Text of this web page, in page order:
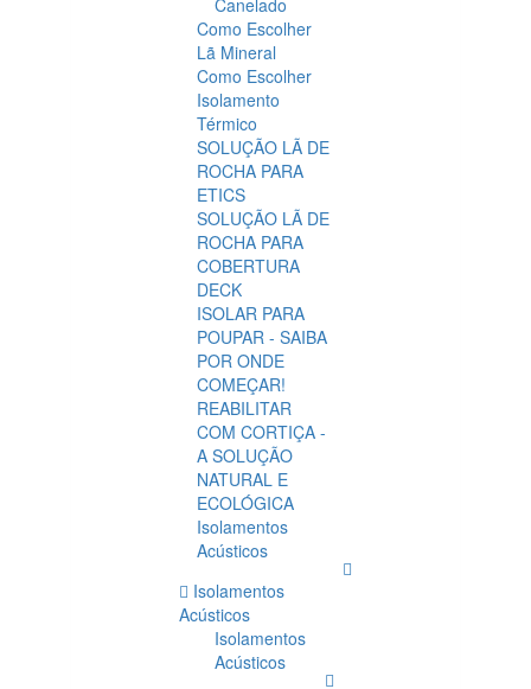
Canelado
Como Escolher
Lã Mineral
Como Escolher
Isolamento
Térmico
SOLUÇÃO LÃ DE
ROCHA PARA
ETICS
SOLUÇÃO LÃ DE
ROCHA PARA
COBERTURA
DECK
ISOLAR PARA
POUPAR - SAIBA
POR ONDE
COMEÇAR!
REABILITAR
COM CORTIÇA -
A SOLUÇÃO
NATURAL E
ECOLÓGICA
Isolamentos
Acústicos
Isolamentos
Acústicos
Isolamentos
Acústicos